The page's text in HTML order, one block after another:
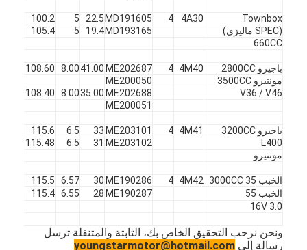
Townbox
4A30
4
MD191605
22.5
5
100.2
(SPEC ماليزي)
MD193165
19.4
5
105.4
660CC
باجيرو 2800CC 4M40
4
ME202687
41.00
8.00
108.60
مونتيرو 3500CC
ME200050
V36 / V46
ME202688
35.00
8.00
108.40
ME200051
باجيرو 3200CC 4M41
4
ME203101
33
6.5
115.6
L400
ME203102
31
6.5
115.48
مونتيرو
الخبب 35 3000CC 4M42
4
ME190286
30
6.57
115.5
الخبب 55
ME190287
28
6.55
115.4
16V 3.0
ونحن نرحب التحقيق الخاص بك، الثابتة والمتنقلة ترسل
رسالة إلىyoungstarmotor@hotmail.com